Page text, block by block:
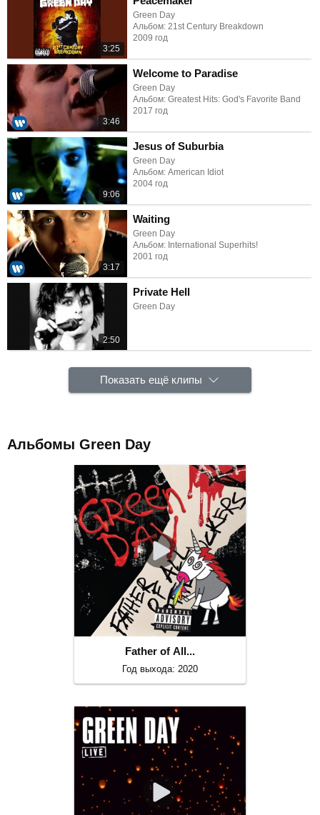
3:25
Green Day
Альбом: 21st Century Breakdown
2009 год
3:46
Welcome to Paradise
Green Day
Альбом: Greatest Hits: God's Favorite Band
2017 год
9:06
Jesus of Suburbia
Green Day
Альбом: American Idiot
2004 год
3:17
Waiting
Green Day
Альбом: International Superhits!
2001 год
2:50
Private Hell
Green Day
Показать ещё клипы
Альбомы Green Day
Father of All...
Год выхода: 2020